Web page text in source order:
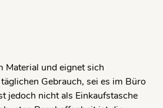
Material und eignet sich
Gebrauch, sei es im Büro
jedoch nicht als Einkaufstasche